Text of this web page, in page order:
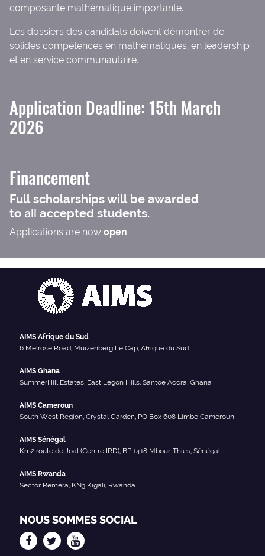
composante mathématique importante.
Les dossiers des candidats doivent démontrer de
solides compétences en mathématiques, en leadership
et en service communautaire.
Application Deadline: 15th March
2026
Financement
Full scholarships will be awarded
to all accepted students.
Applications are now open.
AIMS Afrique du Sud
6 Melrose Road, Muizenberg Le Cap, Afrique du Sud
AIMS Ghana
SummerHill Estates, East Legon Hills, Santoe Accra, Ghana
AIMS Cameroun
South West Region, Crystal Garden, PO Box 608 Limbe Cameroun
AIMS Sénégal
Km2 route de Joal (Centre IRD), BP 1418 Mbour-Thies, Sénégal
AIMS Rwanda
Sector Remera, KN3 Kigali, Rwanda
NOUS SOMMES SOCIAL